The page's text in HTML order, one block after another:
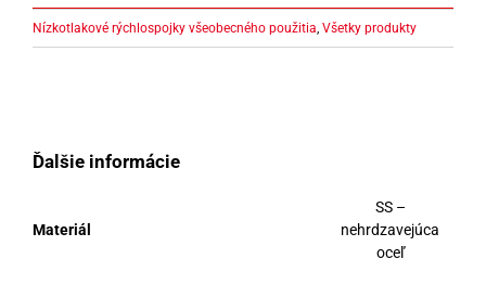
Nízkotlakové rýchlospojky všeobecného použitia, Všetky produkty
Ďalšie informácie
Materiál
SS –
nehrdzavejúca
oceľ